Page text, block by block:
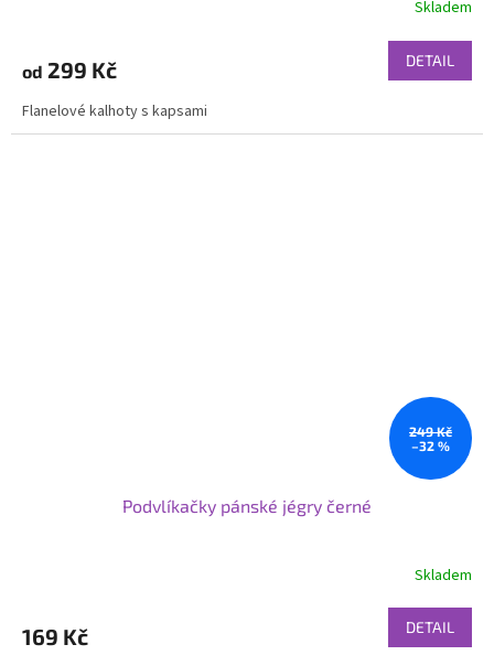
Skladem
od 299 Kč DETAIL
Flanelové kalhoty s kapsami
249 Kč
–32 %
Podvlíkačky pánské jégry černé
Skladem
169 Kč DETAIL